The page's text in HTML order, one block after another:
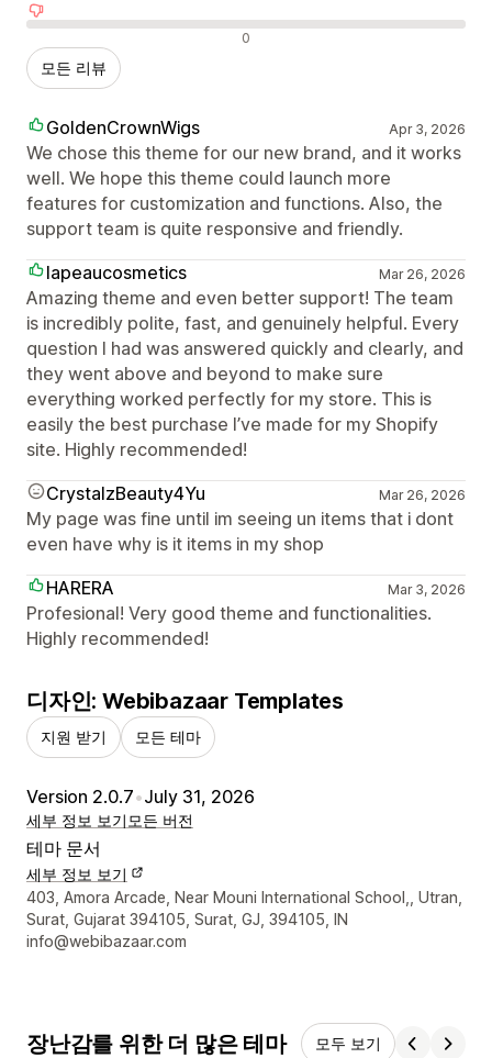
0
모든 리뷰
GoldenCrownWigs Apr 3, 2026
We chose this theme for our new brand, and it works
well. We hope this theme could launch more
features for customization and functions. Also, the
support team is quite responsive and friendly.
lapeaucosmetics
Mar 26, 2026
Amazing theme and even better support! The team
is incredibly polite, fast, and genuinely helpful. Every
question I had was answered quickly and clearly, and
they went above and beyond to make sure
everything worked perfectly for my store. This is
easily the best purchase I’ve made for my Shopify
site. Highly recommended!
CrystalzBeauty4Yu
Mar 26, 2026
My page was fine until im seeing un items that i dont
even have why is it items in my shop
HARERA
Mar 3, 2026
Profesional! Very good theme and functionalities.
Highly recommended!
디자인: Webibazaar Templates
지원 받기 모든 테마
Version 2.0.7•July 31, 2026
세부 정보 보기모든 버전
테마 문서
세부 정보 보기
디자이너 연락처 세부 정보
403, Amora Arcade, Near Mouni International School,, Utran,
Surat, Gujarat 394105, Surat, GJ, 394105, IN
info@webibazaar.com
장난감를 위한 더 많은 테마 모두 보기